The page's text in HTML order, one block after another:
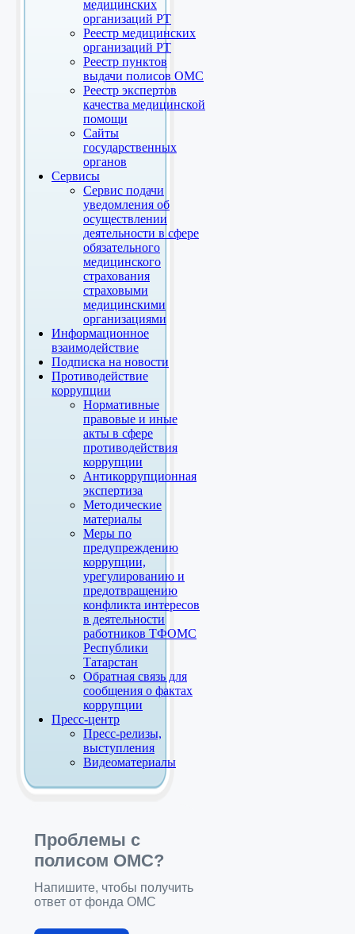
медицинских
организаций РТ
Реестр медицинских
организаций РТ
Реестр пунктов
выдачи полисов ОМС
Реестр экспертов
качества медицинской
помощи
Сайты
государственных
органов
Сервисы
Сервис подачи
уведомления об
осуществлении
деятельности в сфере
обязательного
медицинского
страхования
страховыми
медицинскими
организациями
Информационное
взаимодействие
Подписка на новости
Противодействие
коррупции
Нормативные
правовые и иные
акты в сфере
противодействия
коррупции
Антикоррупционная
экспертиза
Методические
материалы
Меры по
предупреждению
коррупции,
урегулированию и
предотвращению
конфликта интересов
в деятельности
работников ТФОМС
Республики
Татарстан
Обратная связь для
сообщения о фактах
коррупции
Пресс-центр
Пресс-релизы,
выступления
Видеоматериалы
Проблемы с
полисом ОМС?
Напишите, чтобы получить
ответ от фонда ОМС